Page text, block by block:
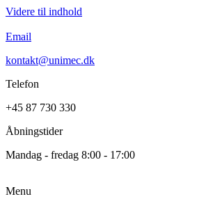
Videre til indhold
Email
kontakt@unimec.dk
Telefon
+45 87 730 330
Åbningstider
Mandag - fredag 8:00 - 17:00
Menu